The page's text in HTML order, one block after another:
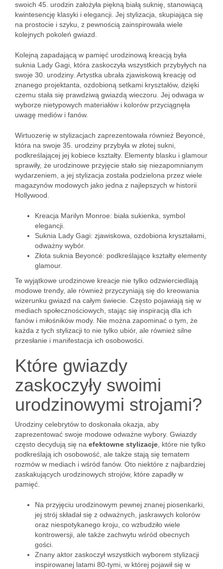
swoich 45. urodzin założyła piękną białą suknię, stanowiącą
kwintesencję klasyki i elegancji. Jej stylizacja, skupiająca się
na prostocie i szyku, z pewnością zainspirowała wiele
kolejnych pokoleń gwiazd.
Kolejną zapadającą w pamięć urodzinową kreacją była
suknia Lady Gagi, która zaskoczyła wszystkich przybyłych na
swoje 30. urodziny. Artystka ubrała zjawiskową kreację od
znanego projektanta, ozdobioną setkami kryształów, dzięki
czemu stała się prawdziwą gwiazdą wieczoru. Jej odwaga w
wyborze nietypowych materiałów i kolorów przyciągnęła
uwagę mediów i fanów.
Wirtuozerię w stylizacjach zaprezentowała również Beyoncé,
która na swoje 35. urodziny przybyła w złotej sukni,
podkreślającej jej kobiece kształty. Elementy blasku i glamour
sprawiły, że urodzinowe przyjęcie stało się niezapomnianym
wydarzeniem, a jej stylizacja została podzielona przez wiele
magazynów modowych jako jedna z najlepszych w historii
Hollywood.
Kreacja Marilyn Monroe: biała sukienka, symbol
elegancji.
Suknia Lady Gagi: zjawiskowa, ozdobiona kryształami,
odważny wybór.
Złota suknia Beyoncé: podkreślające kształty elementy
glamour.
Te wyjątkowe urodzinowe kreacje nie tylko odzwierciedlają
modowe trendy, ale również przyczyniają się do kreowania
wizerunku gwiazd na całym świecie. Często pojawiają się w
mediach społecznościowych, stając się inspiracją dla ich
fanów i miłośników mody. Nie można zapominać o tym, że
każda z tych stylizacji to nie tylko ubiór, ale również silne
przesłanie i manifestacja ich osobowości.
Które gwiazdy
zaskoczyły swoimi
urodzinowymi strojami?
Urodziny celebrytów to doskonała okazja, aby
zaprezentować swoje modowe odważne wybory. Gwiazdy
często decydują się na efektowne stylizacje , które nie tylko
podkreślają ich osobowość, ale także stają się tematem
rozmów w mediach i wśród fanów. Oto niektóre z najbardziej
zaskakujących urodzinowych strojów, które zapadły w
pamięć.
Na przyjęciu urodzinowym pewnej znanej piosenkarki,
jej strój składał się z odważnych, jaskrawych kolorów
oraz niespotykanego kroju, co wzbudziło wiele
kontrowersji, ale także zachwytu wśród obecnych
gości.
Znany aktor zaskoczył wszystkich wyborem stylizacji
inspirowanej latami 80-tymi, w której pojawił się w